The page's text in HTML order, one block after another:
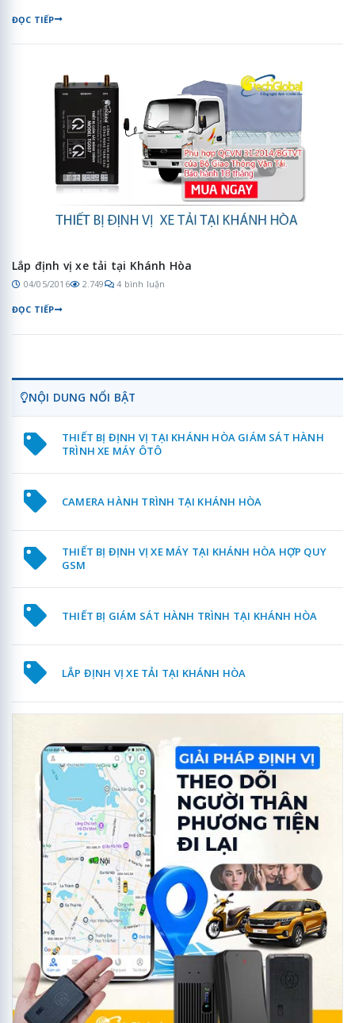
ĐỌC TIẾP
Lắp định vị xe tải tại Khánh Hòa
04/05/2016 2.749 4 bình luận
ĐỌC TIẾP
NỘI DUNG NỔI BẬT
THIẾT BỊ ĐỊNH VỊ TẠI KHÁNH HÒA GIÁM SÁT HÀNH
TRÌNH XE MÁY ÔTÔ
CAMERA HÀNH TRÌNH TẠI KHÁNH HÒA
THIẾT BỊ ĐỊNH VỊ XE MÁY TẠI KHÁNH HÒA HỢP QUY
GSM
THIẾT BỊ GIÁM SÁT HÀNH TRÌNH TẠI KHÁNH HÒA
LẮP ĐỊNH VỊ XE TẢI TẠI KHÁNH HÒA